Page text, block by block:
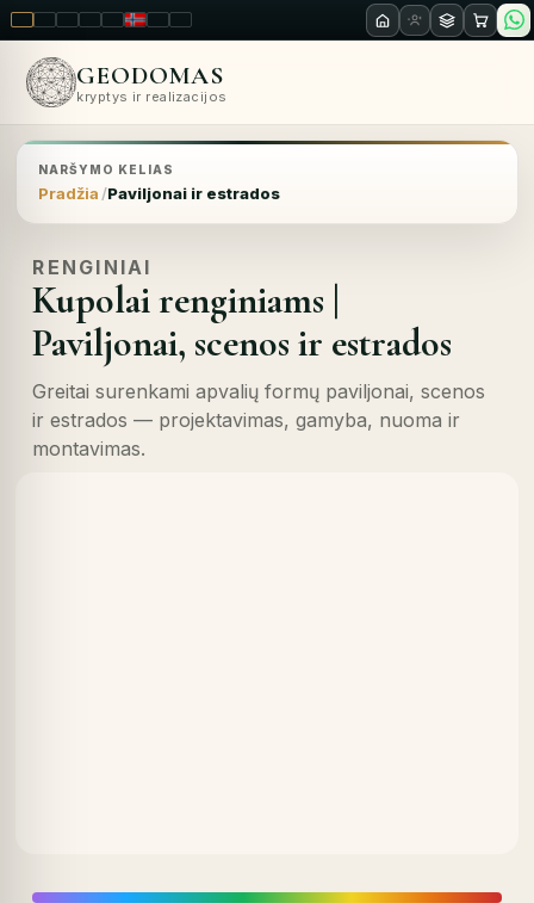
LT ENPL FR RUNOSKRO
GEODOMAS
kryptys ir realizacijos
NARŠYMO KELIAS
Pradžia Paviljonai ir estrados
RENGINIAI
Kupolai renginiams |
Paviljonai, scenos ir estrados
Greitai surenkami apvalių formų paviljonai, scenos
ir estrados — projektavimas, gamyba, nuoma ir
montavimas.